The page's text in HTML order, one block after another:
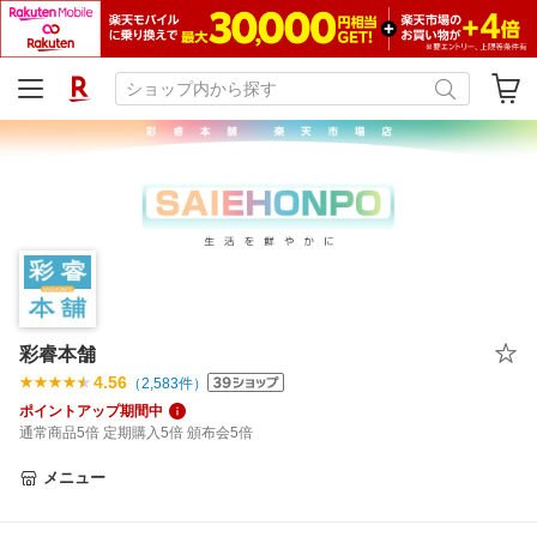
彩睿本舗
4.56 （2,583件）
ポイントアップ期間中
通常商品5倍 定期購入5倍 頒布会5倍
メニュー